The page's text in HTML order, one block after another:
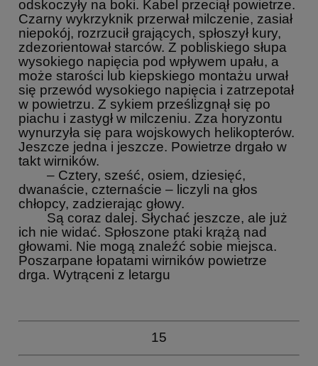
odskoczyły na boki. Kabel przeciął powietrze.
Czarny wykrzyknik przerwał milczenie, zasiał
niepokój, rozrzucił grających, spłoszył kury,
zdezorientował starców. Z pobliskiego słupa
wysokiego napięcia pod wpływem upału, a
może starości lub kiepskiego montażu urwał
się przewód wysokiego napięcia i zatrzepotał
w powietrzu. Z sykiem prześlizgnął się po
piachu i zastygł w milczeniu. Zza horyzontu
wynurzyła się para wojskowych helikopterów.
Jeszcze jedna i jeszcze. Powietrze drgało w
takt wirników.
– Cztery, sześć, osiem, dziesięć,
dwanaście, czternaście – liczyli na głos
chłopcy, zadzierając głowy.
Są coraz dalej. Słychać jeszcze, ale już
ich nie widać. Spłoszone ptaki krążą nad
głowami. Nie mogą znaleźć sobie miejsca.
Poszarpane łopatami wirników powietrze
drga. Wytrąceni z letargu
15